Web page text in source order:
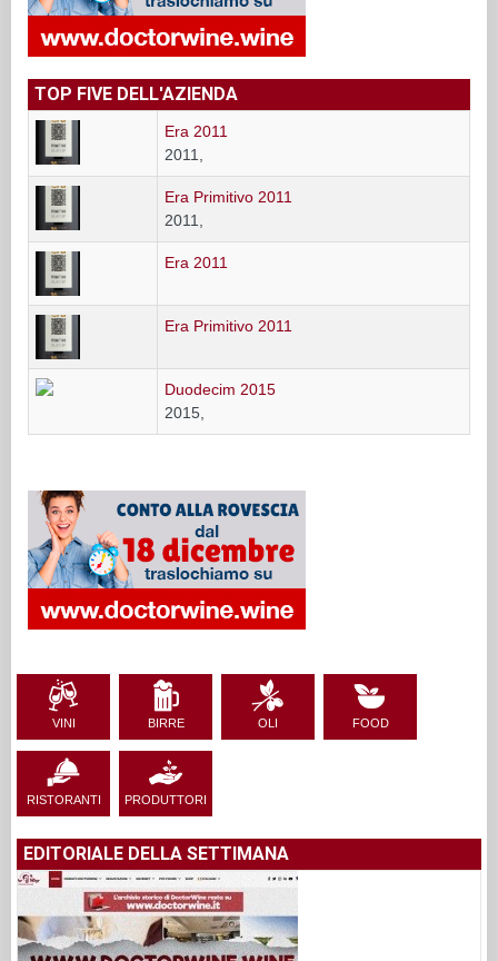
TOP FIVE DELL'AZIENDA
Era 2011
2011,
Era Primitivo 2011
2011,
Era 2011
Era Primitivo 2011
Duodecim 2015
2015,
VINI BIRRE OLI FOOD
RISTORANTI PRODUTTORI
EDITORIALE DELLA SETTIMANA